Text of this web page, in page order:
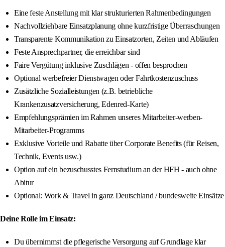
Eine feste Anstellung mit klar strukturierten Rahmenbedingungen
Nachvollziehbare Einsatzplanung ohne kurzfristige Überraschungen
Transparente Kommunikation zu Einsatzorten, Zeiten und Abläufen
Feste Ansprechpartner, die erreichbar sind
Faire Vergütung inklusive Zuschlägen - offen besprochen
Optional werbefreier Dienstwagen oder Fahrtkostenzuschuss
Zusätzliche Sozialleistungen (z.B. betriebliche
Krankenzusatzversicherung, Edenred-Karte)
Empfehlungsprämien im Rahmen unseres Mitarbeiter-werben-
Mitarbeiter-Programms
Exklusive Vorteile und Rabatte über Corporate Benefits (für Reisen,
Technik, Events usw.)
Option auf ein bezuschusstes Fernstudium an der HFH - auch ohne
Abitur
Optional: Work & Travel in ganz Deutschland / bundesweite Einsätze
Deine Rolle im Einsatz:
Du übernimmst die pflegerische Versorgung auf Grundlage klar